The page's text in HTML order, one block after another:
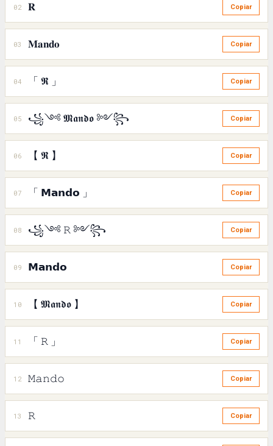
02 𝐑 Copiar
03 𝐌𝐚𝐧𝐝𝐨 Copiar
04 「 𝕽 」 Copiar
05 ꧁༺ 𝕸𝖆𝖓𝖉𝖔 ༻꧂ Copiar
06 【 𝕽 】 Copiar
07 「 𝗠𝗮𝗻𝗱𝗼 」 Copiar
08 ꧁༺ 𝚁 ༻꧂ Copiar
09 𝗠𝗮𝗻𝗱𝗼 Copiar
10 【 𝕸𝖆𝖓𝖉𝖔 】 Copiar
11 「 𝚁 」 Copiar
12 𝙼𝚊𝚗𝚍𝚘 Copiar
13 𝚁 Copiar